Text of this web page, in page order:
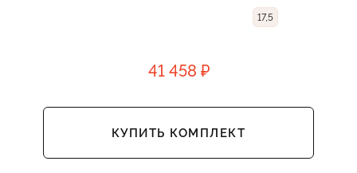
17,5
41 458 ₽
КУПИТЬ КОМПЛЕКТ